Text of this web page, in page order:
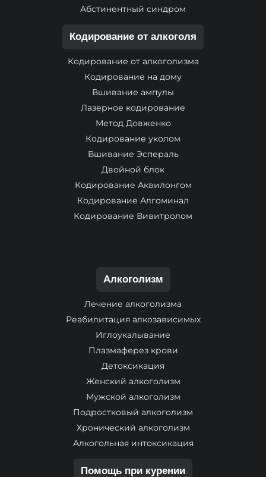
Абстинентный синдром
Кодирование от алкоголя
Кодирование от алкоголизма
Кодирование на дому
Вшивание ампулы
Лазерное кодирование
Метод Довженко
Кодирование уколом
Вшивание Эспераль
Двойной блок
Кодирование Аквилонгом
Кодирование Алгоминал
Кодирование Вивитролом
Алкоголизм
Лечение алкоголизма
Реабилитация алкозависимых
Иглоукалывание
Плазмаферез крови
Детоксикация
Женский алкоголизм
Мужской алкоголизм
Подростковый алкоголизм
Хронический алкоголизм
Алкогольная интоксикация
Помощь при курении